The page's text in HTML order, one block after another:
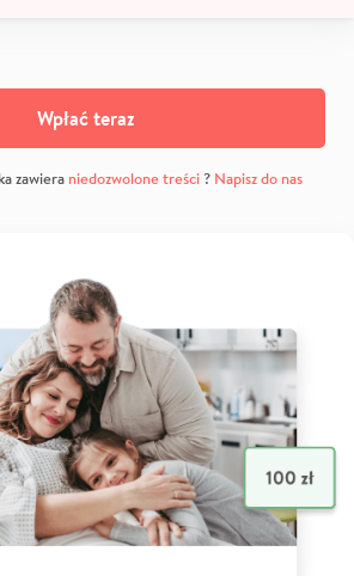
Wpłać teraz
zawiera niedozwolone treści? Napisz do nas